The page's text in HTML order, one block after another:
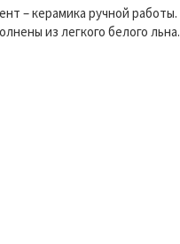
– керамика ручной работы.
из легкого белого льна.